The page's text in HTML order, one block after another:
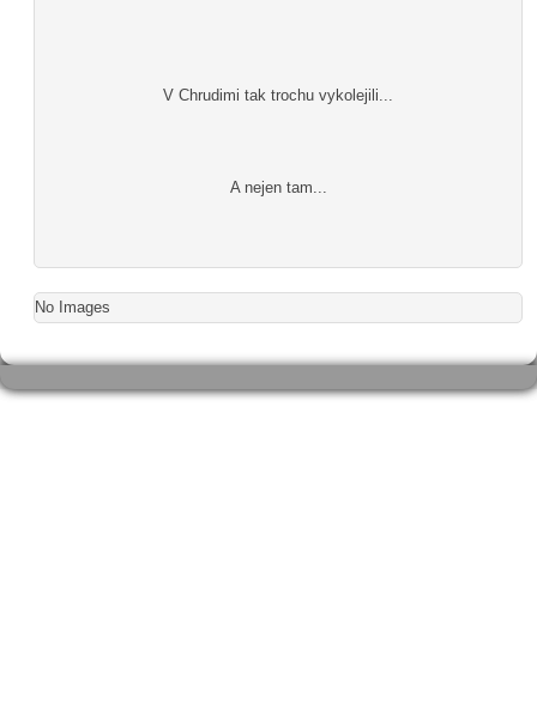
V Chrudimi tak trochu vykolejili...
A nejen tam...
No Images